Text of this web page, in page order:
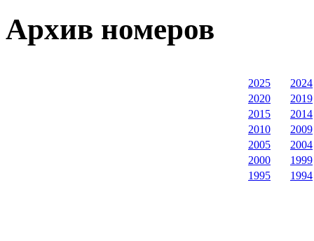
Архив номеров
2025
2024
2020
2019
2015
2014
2010
2009
2005
2004
2000
1999
1995
1994